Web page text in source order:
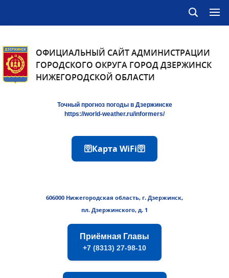
ОФИЦИАЛЬНЫЙ САЙТ АДМИНИСТРАЦИИ
ГОРОДСКОГО ОКРУГА ГОРОД ДЗЕРЖИНСК
НИЖЕГОРОДСКОЙ ОБЛАСТИ
Точный прогноз погоды в Дзержинске
https://world-weather.ru/informers/
🛜Карта WiFi🛜
606000 Нижегородская область, г. Дзержинск,
пл. Дзержинского, д. 1
Приёмная Главы
+7 (8313) 27-98-10